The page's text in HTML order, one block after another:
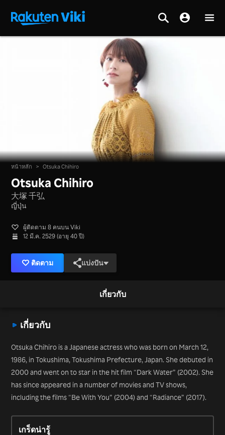
หน้าหลัก > Otsuka Chihiro
Otsuka Chihiro
大塚 千弘
ญี่ปุ่น
ผู้ติดตาม 8 คนบน Viki
12 มี.ค. 2529 (อายุ 40 ปี)
ติดตาม แบ่งปัน
เกี่ยวกับ
เกี่ยวกับ
Otsuka Chihiro is a Japanese actress who was born on March 12,
1986, in Tokushima, Tokushima Prefecture, Japan. She debuted in
2000 and went on to star in the hit film “Dark Water” (2002). She
has since appeared in a number of movies and TV shows,
including the films “Be With You” (2004) and “Radiance” (2017).
เกร็ดน่ารู้